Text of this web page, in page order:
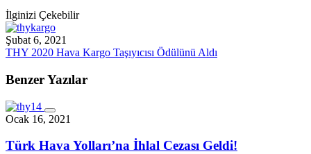
İlginizi Çekebilir
Şubat 6, 2021
THY 2020 Hava Kargo Taşıyıcısı Ödülünü Aldı
Benzer Yazılar
Ocak 16, 2021
Türk Hava Yolları’na İhlal Cezası Geldi!